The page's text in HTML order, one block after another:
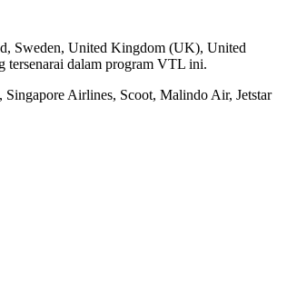
Sweden, United Kingdom (UK), United
tersenarai dalam program VTL ini.
Airlines, Scoot, Malindo Air, Jetstar